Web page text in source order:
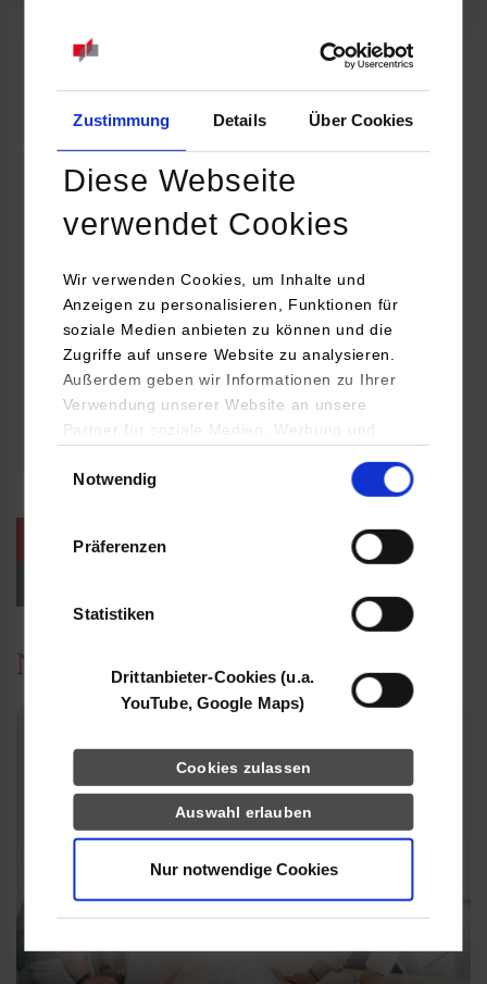
Zustimmung Details Über Cookies
Diese Webseite
verwendet Cookies
Wir verwenden Cookies, um Inhalte und
Anzeigen zu personalisieren, Funktionen für
soziale Medien anbieten zu können und die
Zugriffe auf unsere Website zu analysieren.
Außerdem geben wir Informationen zu Ihrer
Verwendung unserer Website an unsere
Partner für soziale Medien, Werbung und
YouTube, Google Maps) führen diese
Daten zusammen, die Sie ihnen bereitgestellt
haben oder die sie im Rahmen Ihrer Nutzung
Notwendig
Präferenzen
Statistiken
Drittanbieter-Cookies (u.a.
YouTube, Google Maps)
Cookies zulassen
Auswahl erlauben
Nur notwendige Cookies
Online INDIS-Infoveranstaltung für Studierende
Zum Event
Technologietag: Clean Urban Transportation –
nachhaltige Mobilität im (sub)urbanen Umfeld
16.09.2026 - 17.09.2026
Im Mittelpunkt stehen elektrische Antriebe, moderne
Batterietechnologien und innovative Fahrzeugkonzepte für
nachhaltige Mobilität in Stadt und…
weitere Veranstaltungen / Termine
News